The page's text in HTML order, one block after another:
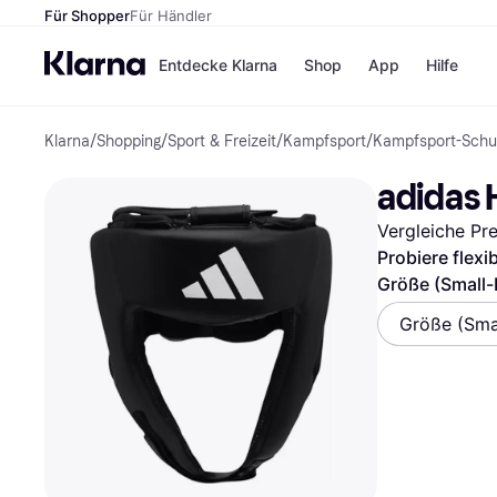
Für ShopperFür Händler
Entdecke Klarna
Zahlungsmethoden
Sofort bezahlen
Bezahle in 3
Teilzahlungen
Bezahle in bis zu 30
Tagen
Ratenzahlung
Shop
Shops
H&M
Temu
Alle Shops
App Hilfe
Klarna/Shopping/Sport & Freizeit/Kampfsport/Kampfsport-
adidas
Vergleiche
Probiere
Größe
Größe